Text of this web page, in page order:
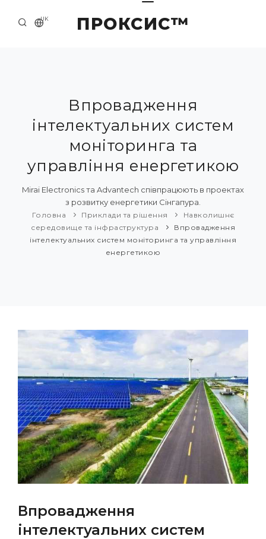
ПРОКСИС™
UK
ПРИКЛАДИ ТА РІШЕННЯ
КАТАЛОГ ПРОДУКЦІЇ
НОВИНИ
Впровадження
інтелектуальних систем
моніторинга та
управління енергетикою
Mirai Electronics та Advantech співпрацюють в проектах
з розвитку енергетики Сінгапура.
Головна Приклади та рішення
Навколишнє
середовище та інфраструктура
Впровадження
інтелектуальних систем моніторинга та управління
енергетикою
Впровадження
інтелектуальних систем